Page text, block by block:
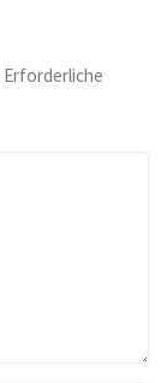
Erforderliche